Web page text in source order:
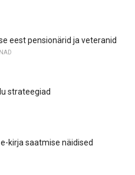
eest pensionärid ja veteranid
strateegiad
kirja saatmise näidised